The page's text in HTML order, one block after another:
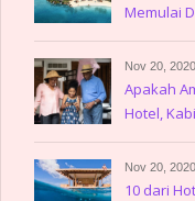
Memulai
Nov 20, 2020
Apakah
Hotel,
Nov 20, 2020
10 dari